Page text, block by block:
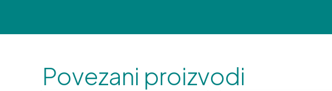
Povezani proizvodi